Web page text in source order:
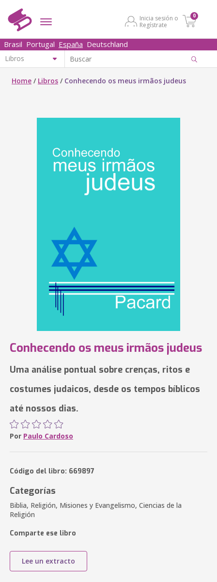
Inicia sesión o
Regístrate
0
Brasil Portugal España Deutschland
Home / Libros / Conhecendo os meus irmãos judeus
Conhecendo os meus irmãos judeus
Uma análise pontual sobre crenças, ritos e
costumes judaicos, desde os tempos bíblicos
até nossos dias.
Por Paulo Cardoso
Código del libro: 669897
Categorías
Biblia, Religión, Misiones y Evangelismo, Ciencias de la
Religión
Comparte ese libro
Lee un extracto